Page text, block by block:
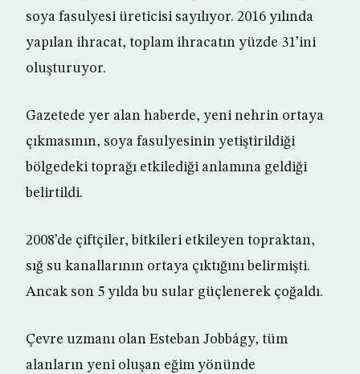
soya fasulyesi üreticisi sayılıyor. 2016 yılında
yapılan ihracat, toplam ihracatın yüzde 31’ini
oluşturuyor.
Gazetede yer alan haberde, yeni nehrin ortaya
çıkmasının, soya fasulyesinin yetiştirildiği
bölgedeki toprağı etkilediği anlamına geldiği
belirtildi.
2008’de çiftçiler, bitkileri etkileyen topraktan,
sığ su kanallarının ortaya çıktığını belirmişti.
Ancak son 5 yılda bu sular güçlenerek çoğaldı.
Çevre uzmanı olan Esteban Jobbágy, tüm
alanların yeni oluşan eğim yönünde